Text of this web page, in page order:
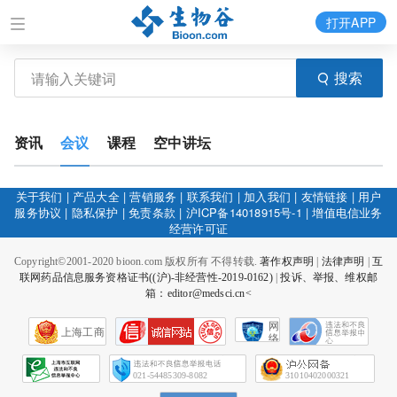
搜索
打开APP
资讯 会议 课程 空中讲坛
关于我们 | 产品大全|营销服务 | 联系我们 | 加入我们 | 友情链接 | 用户
服务协议 | 隐私保护 |免责条款 | 沪ICP备14018915号-1 |增值电信业务
经营许可证
Copyright©2001-2020 bioon.com 版权所有 不得转载.著作权声明 法律声明
互
联网药品信息服务资格证书((沪)-非经营性-2019-0162)|投诉、举报、维权邮
箱：editor@medsci.cn<
上海工商
网
络
会
征
021-54485309-8082 31010402000321